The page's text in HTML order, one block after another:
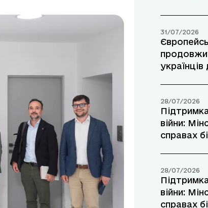
31/07/2026
28/07/2026
війни:
справах
28/07/2026
війни:
справах